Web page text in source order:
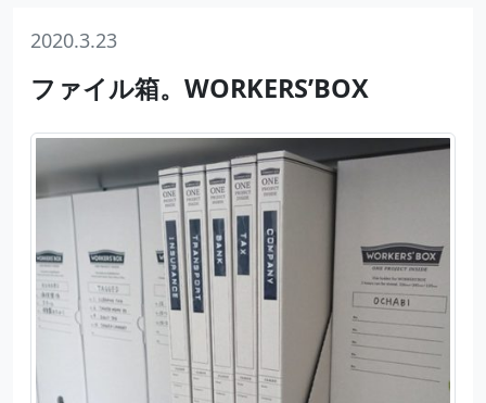
2020.3.23
ファイル箱。WORKERS’BOX